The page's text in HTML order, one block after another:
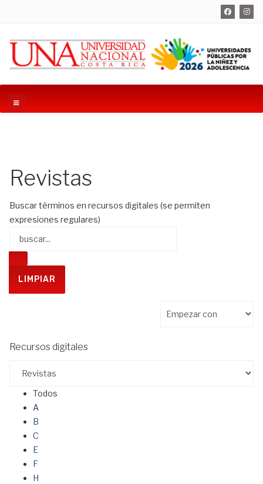
Revistas
Buscar términos en recursos digitales (se permiten
expresiones regulares)
Recursos digitales
Todos
A
B
C
E
F
H